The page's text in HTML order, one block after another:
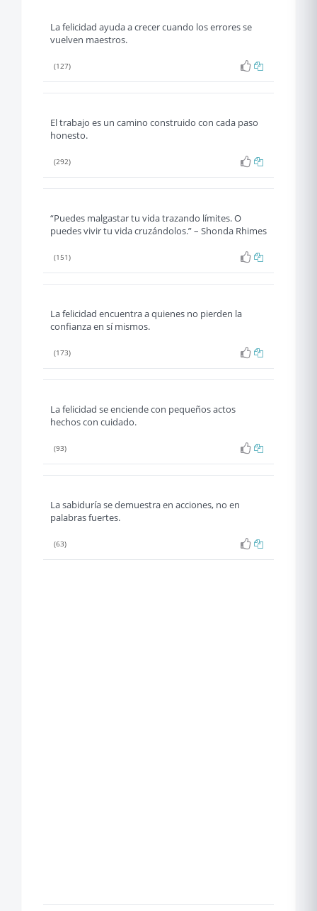
La felicidad ayuda a crecer cuando los errores se
vuelven maestros.
(127)
El trabajo es un camino construido con cada paso
honesto.
(292)
“Puedes malgastar tu vida trazando límites. O
puedes vivir tu vida cruzándolos.” – Shonda Rhimes
(151)
La felicidad encuentra a quienes no pierden la
confianza en sí mismos.
(173)
La felicidad se enciende con pequeños actos
hechos con cuidado.
(93)
La sabiduría se demuestra en acciones, no en
palabras fuertes.
(63)